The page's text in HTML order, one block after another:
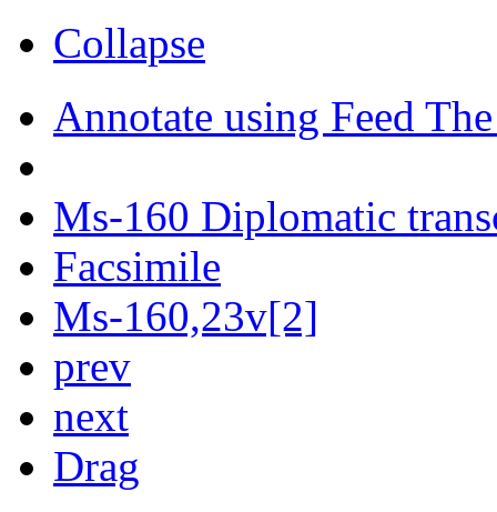
Collapse
Annotate using Feed
Ms-160 Diplomatic
Facsimile
Ms-160,23v[2]
prev
next
Drag